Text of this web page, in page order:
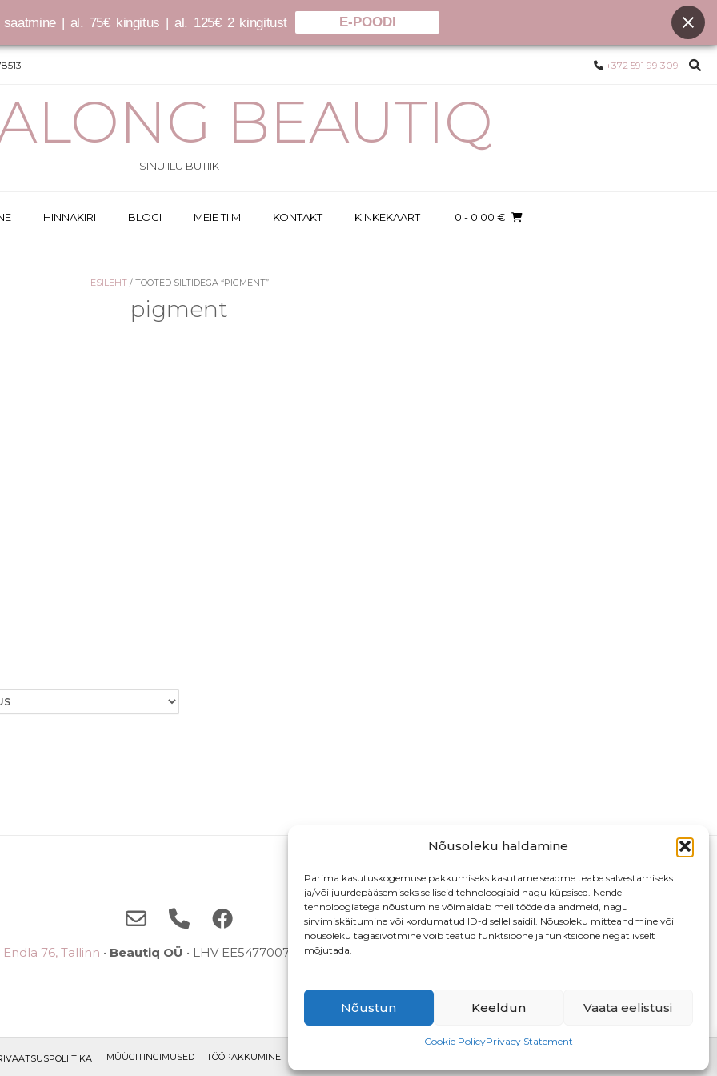
Nõusoleku haldamine
Parima kasutuskogemuse pakkumiseks kasutame seadme teabe salvestamiseks
ja/või juurdepääsemiseks selliseid tehnoloogiaid nagu küpsised. Nende
tehnoloogiatega nõustumine võimaldab meil töödelda andmeid, nagu
sirvimiskäitumine või kordumatud ID-d sellel saidil. Nõusoleku mitteandmine või
nõusoleku tagasivõtmine võib teatud funktsioone ja funktsioone negatiivselt
mõjutada.
Nõustun Keeldun Vaata eelistusi
Cookie PolicyPrivacy Statement
+372 591 99 309
BEAUTIQ
SINU ILU BUTIIK
HINNAKIRI BLOGI MEIE TIIM KONTAKT KINKEKAART 0 - 0.00 €
ESILEHT/ TOOTED SILTIDEGA “PIGMENT”
pigment
Endla 76, Tallinn • Beautiq OÜ • LHV EE547700771003878513
MÜÜGITINGIMUSED TÖÖPAKKUMINE!
| al. 75€ kingitus | al. 125€ 2 kingitust E-POODI